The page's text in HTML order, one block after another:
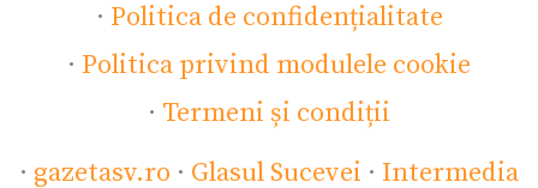
· Politica de confidențialitate
· Politica privind modulele cookie
· Termeni și condiții
· gazetasv.ro · Glasul Sucevei · Intermedia